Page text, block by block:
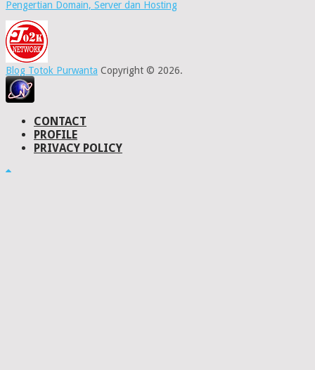
Pengertian Domain, Server dan Hosting
Blog Totok Purwanta Copyright © 2026.
CONTACT
PROFILE
PRIVACY POLICY